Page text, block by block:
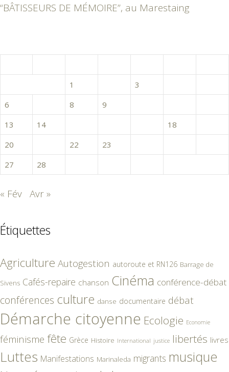
“BÂTISSEURS DE MÉMOIRE”, au Marestaing
1
3
6
8 9
13
14 18
20
22 23
27
28
« Fév Avr »
Étiquettes
Agriculture Autogestion autoroute et RN126 Barrage de
Sivens Cafés-repaire chanson Cinéma conférence-débat
conférences culture danse documentaire débat
Démarche citoyenne Ecologie Economie
féminisme fête Grèce Histoire International justice libertés livres
Luttes Manifestations Marinaleda migrants musique